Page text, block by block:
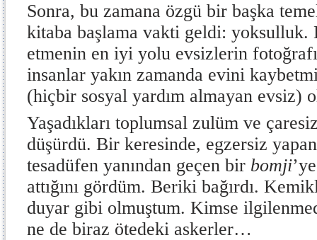
Sonra, bu zamana özgü bir başka
kitaba başlama vakti geldi: yoksulluk.
etmenin en iyi yolu evsizlerin
insanlar yakın zamanda evini
(hiçbir sosyal yardım almayan evsiz)
Yaşadıkları toplumsal zulüm ve
düşürdü. Bir keresinde, egzersiz
tesadüfen yanından geçen bir bomji
attığını gördüm. Beriki bağırdı.
duyar gibi olmuştum. Kimse
ne de biraz ötedeki askerler…